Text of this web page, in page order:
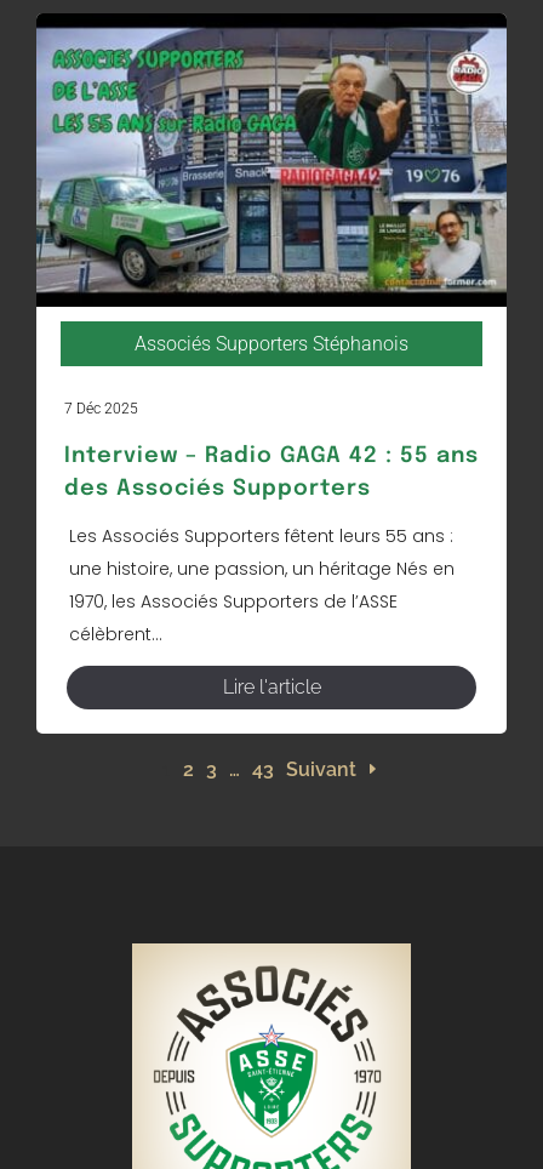
Associés Supporters Stéphanois
7 Déc 2025
Interview – Radio GAGA 42 : 55 ans
des Associés Supporters
Les Associés Supporters fêtent leurs 55 ans :
une histoire, une passion, un héritage Nés en
1970, les Associés Supporters de l’ASSE
célèbrent...
Lire l'article
2 3 … 43 Suivant